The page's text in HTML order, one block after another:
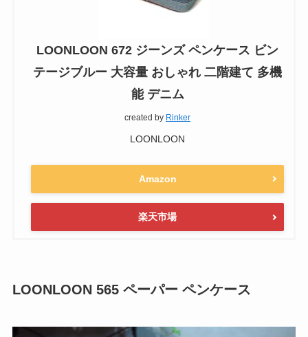
LOONLOON 672 ジーンズ ペンケース ビン
テージブルー 大容量 おしゃれ 二階建て 多機
能 デニム
created by Rinker
LOONLOON
Amazon
楽天市場
LOONLOON 565 ペーパー ペンケース